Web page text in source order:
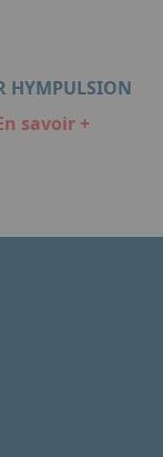
HYMPULSION
savoir +